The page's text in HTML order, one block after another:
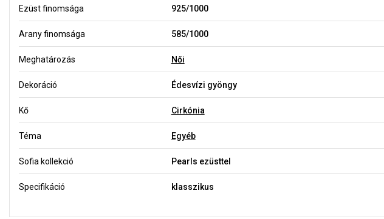
Ezüst finomsága 925/1000
Arany finomsága 585/1000
Meghatározás Női
Dekoráció Édesvízi gyöngy
Kő Cirkónia
Téma Egyéb
Sofia kollekció Pearls ezüsttel
Specifikáció klasszikus